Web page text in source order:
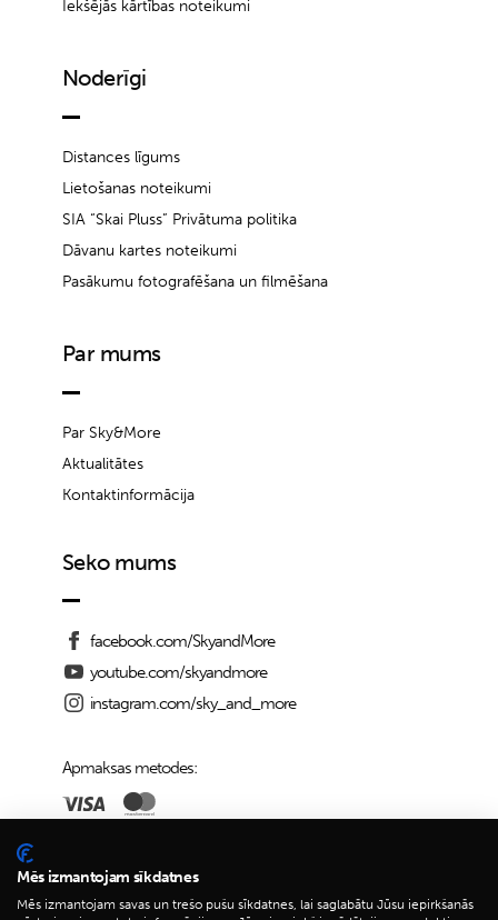
Iekšējās kārtības noteikumi
Noderīgi
Distances līgums
Lietošanas noteikumi
SIA “Skai Pluss” Privātuma politika
Dāvanu kartes noteikumi
Pasākumu fotografēšana un filmēšana
Par mums
Par Sky&More
Aktualitātes
Kontaktinformācija
Seko mums
facebook.com/SkyandMore
youtube.com/skyandmore
instagram.com/sky_and_more
Apmaksas metodes:
Piegādes iespējas:
Mēs izmantojam sīkdatnes
Mēs izmantojam savas un trešo pušu sīkdatnes, lai saglabātu Jūsu iepirkšanās